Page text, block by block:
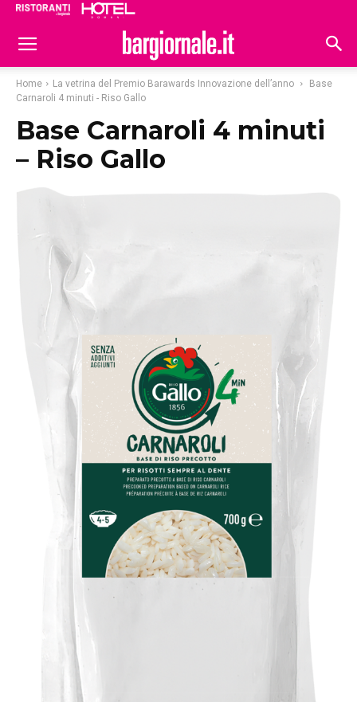
Home La vetrina del Premio Barawards Innovazione dell’anno
Base
Carnaroli 4 minuti - Riso Gallo
Base Carnaroli 4 minuti
– Riso Gallo